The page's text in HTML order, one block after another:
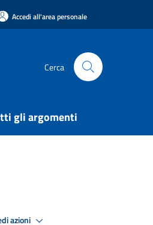
Accedi all'area personale
Cerca
gli argomenti
azioni